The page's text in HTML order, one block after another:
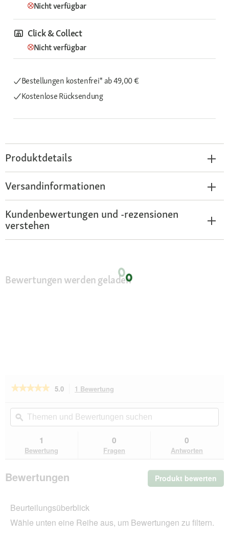
Nicht verfügbar
Click & Collect
Nicht verfügbar
Bestellungen kostenfrei*ab 49,00 €
Kostenlose Rücksendung
Produktdetails
Versandinformationen
Kundenbewertungen und -rezensionen
verstehen
Bewertungen werden geladen
★★★★★
★★★★★
5
lesen
Wolfsbacher
5.0 1 Bewertung
Aktion
navigierst
du
zu
den
Bewertungen.
Themen
und
Bewertungen
ϙ
1
Bewertung
0
Fragen
0
Antworten
Bewertungen Produkt bewerten
Mit
Beurteilungsüberblick
Wähle unten eine Reihe aus, um Bewertungen zu filtern.